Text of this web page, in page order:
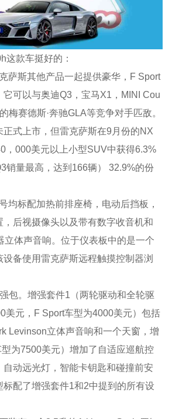
这款车挺好的：
萨斯其他产品一起提供豪华，F Sport
可以与奥迪Q3，宝马X1，MINI Cou
梅赛德斯·奔驰GLA等竞争对手匹敌。
正式上市，但雷克萨斯在9月份的NX
，000美元以上小型SUV中获得6.3%
销量最高，达到166辆） 32.9%的份
均标配加热前排座椅，电动后挡板，
后视摄像头以及带有数字收音机和
立体声音响。位于仪表板中的是一个
备使用雷克萨斯远程触摸控制器浏
包。增强套件1（两轮驱动和全轮驱
美元，F Sport车型为4000美元）包括
Levinson立体声音响和一个天窗，增
为7500美元）增加了自适应巡航控
动远光灯，智能卡钥匙和碰撞前安
配了增强套件1和2中提到的所有设